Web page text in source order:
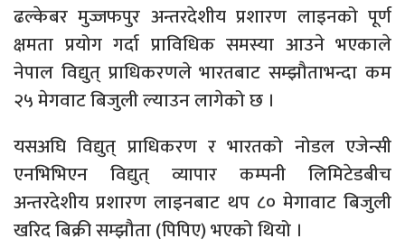
ढल्केबर मुज्जफपुर अन्तरदेशीय प्रशारण लाइनको पूर्ण
क्षमता प्रयोग गर्दा प्राविधिक समस्या आउने भएकाले
नेपाल विद्युत् प्राधिकरणले भारतबाट सम्झौताभन्दा कम
२५ मेगवाट बिजुली ल्याउन लागेको छ ।
यसअघि विद्युत् प्राधिकरण र भारतको नोडल एजेन्सी
एनभिभिएन विद्युत् व्यापार कम्पनी लिमिटेडबीच
अन्तरदेशीय प्रशारण लाइनबाट थप ८० मेगावाट बिजुली
खरिद बिक्री सम्झौता (पिपिए) भएको थियो ।